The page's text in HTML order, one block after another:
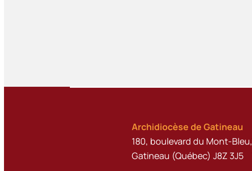
Archidiocèse de Gatineau
180, boulevard du Mont-Bleu,
Gatineau (Québec) J8Z 3J5